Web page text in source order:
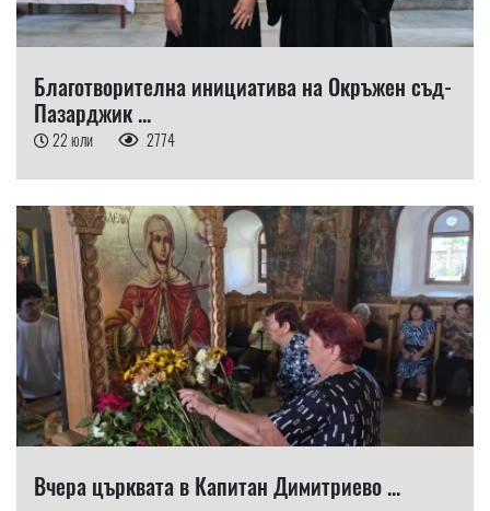
Благотворителна инициатива на Окръжен съд-
Пазарджик ...
22 юли 2774
Вчера църквата в Капитан Димитриево ...